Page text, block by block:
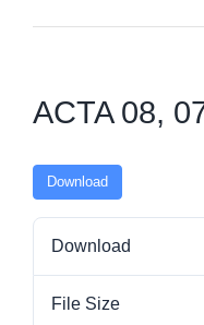
ACTA 08,
Download
Download
File Size